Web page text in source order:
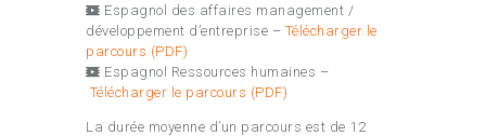
Espagnol des affaires management /
développement d’entreprise – Télécharger le
parcours (PDF)
Espagnol Ressources humaines –
Télécharger le parcours (PDF)
La durée moyenne d’un parcours est de 12